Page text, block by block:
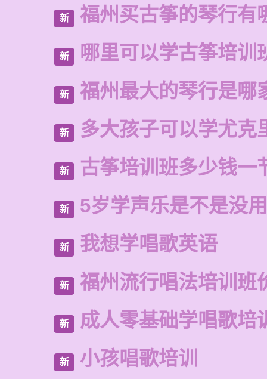
新 福州买古筝的琴行有
新 哪里可以学古筝培训
新 福州最大的琴行是哪
新 多大孩子可以学尤克
新 古筝培训班多少钱一
新 5岁学声乐是不是没用
新 我想学唱歌英语
新 福州流行唱法培训班
新 成人零基础学唱歌培
新 小孩唱歌培训